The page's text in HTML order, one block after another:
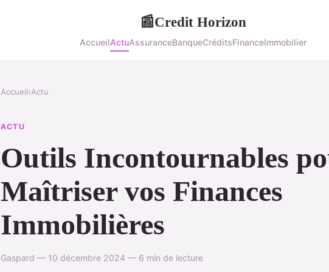
📰Credit Horizon
AccueilActuAssuranceBanqueCréditsFinanceImmobilier
Accueil›Actu
ACTU
Outils Incontournables
Maîtriser vos Finances
Immobilières
Gaspard — 10 décembre 2024 — 6 min de lecture